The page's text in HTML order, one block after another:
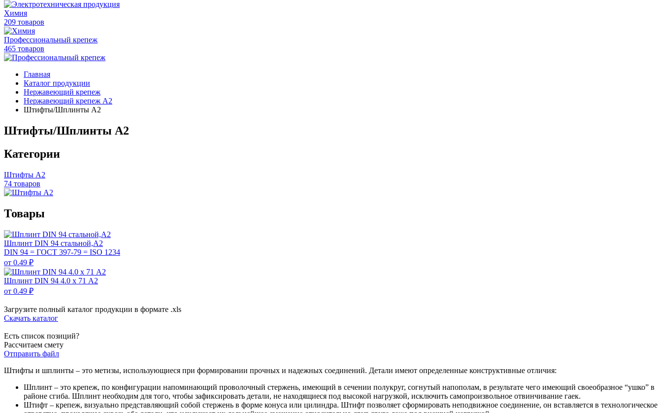
Химия
209 товаров
Профессиональный крепеж
465 товаров
Главная
Каталог продукции
Нержавеющий крепеж
Нержавеющий крепеж А2
Штифты/Шплинты А2
Штифты/Шплинты А2
Категории
Штифты А2
74 товаров
Товары
Шплинт DIN 94 стальной,А2
DIN 94 = ГОСТ 397-79 = ISO 1234
от 0.49 ₽
Шплинт DIN 94 4.0 х 71 А2
от 0.49 ₽
Загрузите полный каталог продукции в формате .xls
Скачать каталог
Есть список позиций?
Рассчитаем смету
Отправить файл
Штифты и шплинты – это метизы, использующиеся при формировании прочных и надежных соединений. Детали имеют определенные конструктивные отличия:
Шплинт – это крепеж, по конфигурации напоминающий проволочный стержень, имеющий в сечении полукруг, согнутый напополам, в результате чего имеющий своеобразное “ушко” в
районе сгиба. Шплинт необходим для того, чтобы зафиксировать детали, не находящиеся под высокой нагрузкой, исключить самопроизвольное отвинчивание гаек.
Штифт – крепеж, визуально представляющий собой стержень в форме конуса или цилиндра. Штифт позволяет сформировать неподвижное соединение, он вставляется в технологическое